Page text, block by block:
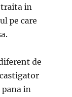
in
pe care
de
in